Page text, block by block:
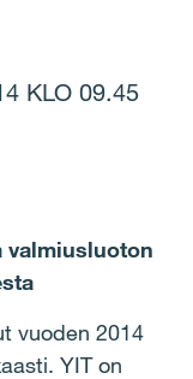
KLO 09.45
valmiusluoton
vuoden 2014
YIT on